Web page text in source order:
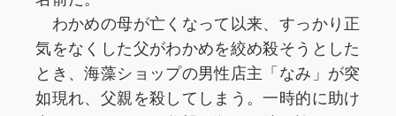
わかめの母が亡くなって以来、すっかり正
気をなくした父がわかめを絞め殺そうとした
とき、海藻ショップの男性店主「なみ」が突
如現れ、父親を殺してしまう。一時的に助け